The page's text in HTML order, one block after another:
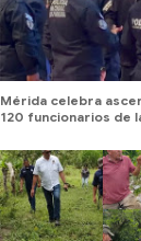
Mérida celebra
120 funcionarios de